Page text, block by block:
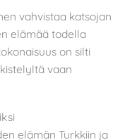
vahvistaa katsojan
elämää todella
on silti
vaan
elämän Turkkiin ja